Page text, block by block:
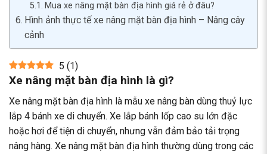
Mua xe nâng mặt bàn địa hình giá rẻ ở đâu?
Hình ảnh thực tế xe nâng mặt bàn địa hình – Nâng cây
cảnh
5 (1)
Xe nâng mặt bàn địa hình là gì?
Xe nâng mặt bàn địa hình là mẫu xe nâng bàn dùng thuỷ lực
lắp 4 bánh xe di chuyển. Xe lắp bánh lốp cao su lớn đặc
hoặc hơi để tiện di chuyển, nhưng vẫn đảm bảo tải trọng
nâng hàng. Xe nâng mặt bàn địa hình thường dùng trong các